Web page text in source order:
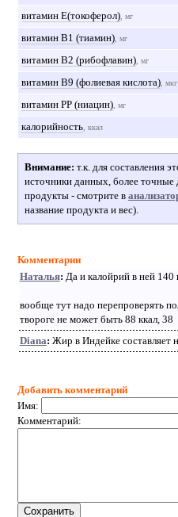
витамин Е(токоферол), мг
витамин В1 (тиамин), мг
витамин В2 (рибофлавин), мг
витамин В9 (фолиевая кислота), мкг
витамин РР (ниацин), мг
калорийность, ккал
Внимание: т.к. для составления
источники данных, более
продукты - смотрите в
название продукта и вес).
Комментарии
Наталья: Да и калойрий в ней 140
вообще тут надо перепроверять
твороге не может быть 88 ккал, 38
Diana: Жир в Индейке составляет
Добавить комментарий
Имя:
Комментарий: